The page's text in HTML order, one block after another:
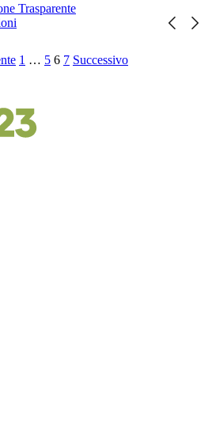
1 … 5 6 7 Successivo
Trasparente